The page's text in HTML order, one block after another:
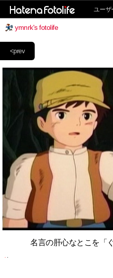
ユーザ
ymnrk's fotolife
<prev
名言の肝心なとこを「